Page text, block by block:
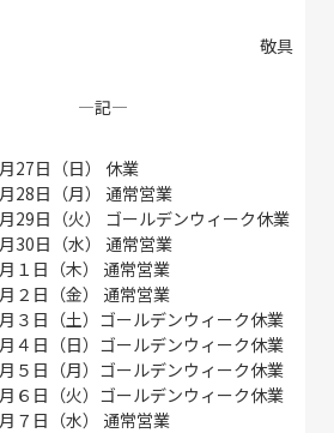
敬具
―記―
27日（日） 休業
28日（月） 通常営業
29日（火） ゴールデンウィーク休業
30日（水） 通常営業
１日（木） 通常営業
２日（金） 通常営業
３日（土）ゴールデンウィーク休業
４日（日）ゴールデンウィーク休業
５日（月）ゴールデンウィーク休業
６日（火）ゴールデンウィーク休業
７日（水） 通常営業